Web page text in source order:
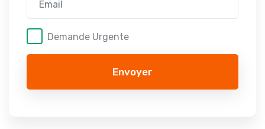
Demande Urgente
Envoyer